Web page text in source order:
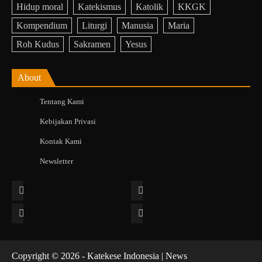
Hidup moral Katekismus Katolik
KKGK
Kompendium
Liturgi Manusia
Maria
Roh Kudus
Sakramen Yesus
About
Tentang Kami
Kebijakan Privasi
Kontak Kami
Newsletter
Copyright © 2026 - Katekese Indonesia | News